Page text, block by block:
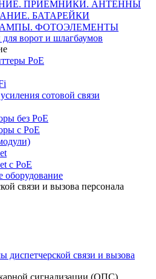
ПРИЕМНИКИ. АНТЕННЫ
БАТАРЕЙКИ
ФОТОЭЛЕМЕНТЫ
ворот и шлагбаумов
РоЕ
сотовой связи
без РоЕ
с РоЕ
с PoE
оборудование
связи и вызова персонала
диспетчерской связи и вызова
сигнализации (ОПС)